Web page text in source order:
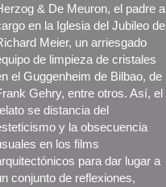
& De Meuron, el padre a
en la Iglesia del Jubileo de
Meier, un arriesgado
de limpieza de cristales
el Guggenheim de Bilbao, de
Gehry, entre otros. Así, el
se distancia del
y la obsecuencia
en los films
para dar lugar a
conjunto de reflexiones,